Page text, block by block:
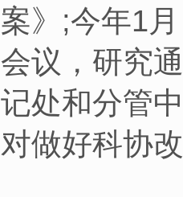
案》;今年1
会议，研究
记处和分管
对做好科协